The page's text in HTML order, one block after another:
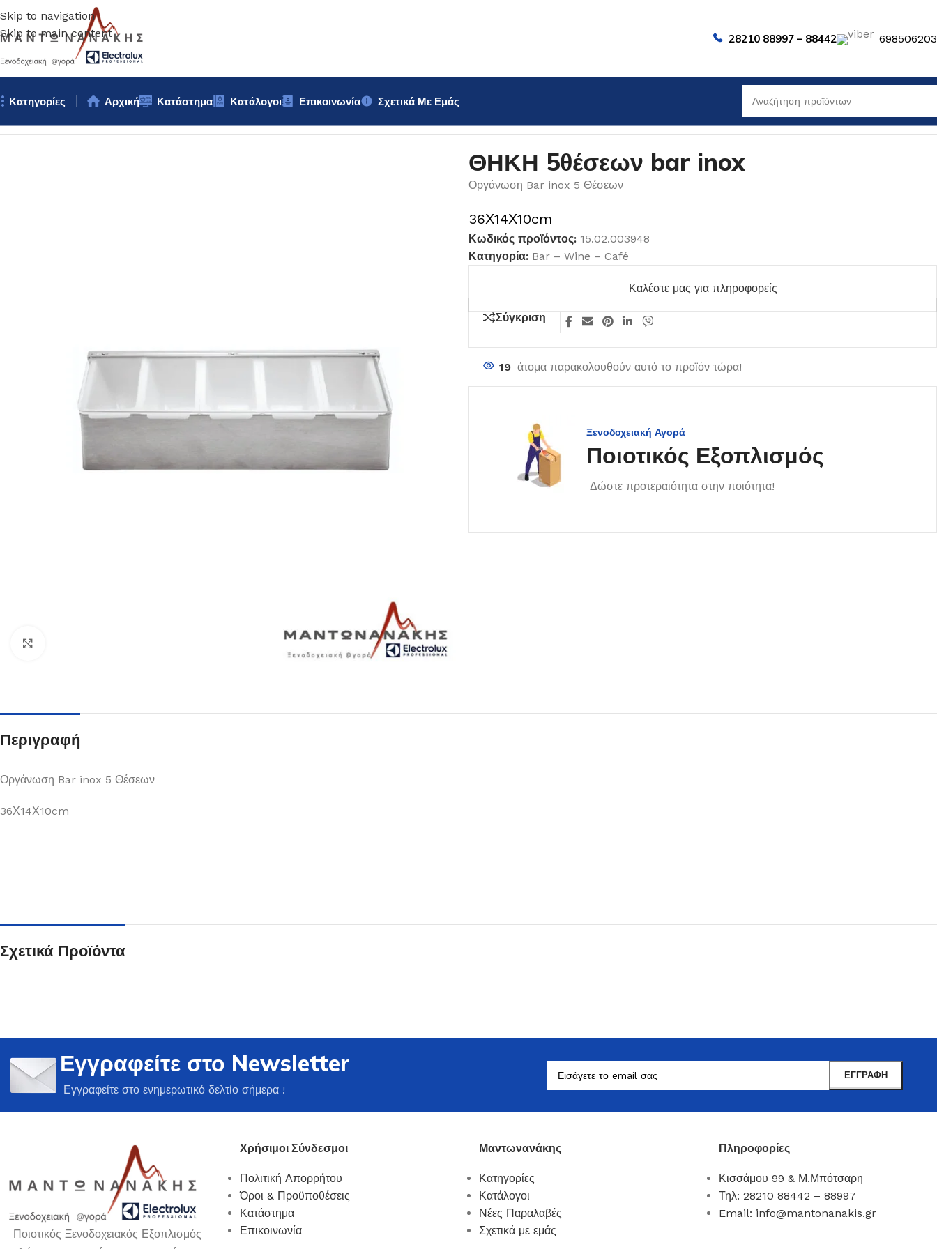
Skip to navigation
Skip to main content
28210 88997 – 88442
Κατηγορίες
Ποτήρια
Δείτε Περισσότερα
Βοηθητικά Σκεύη
Δείτε Περισσότερα
Επιτραπέζια Είδη
Ότι χρειάζεστε εδώ !
Δείτε Περισσότερα
Αρχική Κατάστημα Κατάλογοι Επικοινωνία
Σχετικά Με Εμάς
ΘΗΚΗ 5θέσεων bar inox
Οργάνωση Bar inox 5 Θέσεων
36Χ14Χ10cm
Κωδικός προϊόντος: 15.02.003948
Κατηγορία: Bar – Wine – Café
Καλέστε μας για πληροφορείς
Σύγκριση
19 άτομα παρακολουθούν αυτό το προϊόν τώρα!
Ξενοδοχειακή Αγορά
Ποιοτικός Εξοπλισμός
Δώστε προτεραιότητα στην ποιότητα!
Περιγραφή
Οργάνωση Bar inox 5 Θέσεων
36Χ14Χ10cm
Σχετικά Προϊόντα
Εγγραφείτε στο Newsletter
Εγγραφείτε στο ενημερωτικό δελτίο σήμερα !
Ποιοτικός Ξενοδοχειακός Εξοπλισμός
Χρήσιμοι Σύνδεσμοι
Πολιτική Απορρήτου
Όροι & Προϋποθέσεις
Κατάστημα
Επικοινωνία
Μαντωνανάκης
Κατηγορίες
Κατάλογοι
Νέες Παραλαβές
Σχετικά με εμάς
Πληροφορίες
Κισσάμου 99 & Μ.Μπότσαρη
Τηλ: 28210 88442 – 88997
Email: info@mantonanakis.gr